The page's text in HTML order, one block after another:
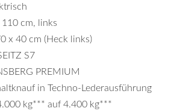
cm, links
x 40 cm (Heck links)
S7
PREMIUM
in Techno-Lederausführung
kg*** auf 4.400 kg***